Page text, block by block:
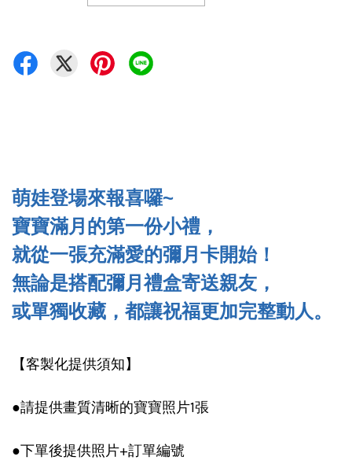
萌娃登場來報喜囉~
寶寶滿月的第一份小禮，
就從一張充滿愛的彌月卡開始！
無論是搭配彌月禮盒寄送親友，
或單獨收藏，都讓祝福更加完整動人。
【客製化提供須知】
●請提供畫質清晰的寶寶照片1張
●下單後提供照片+訂單編號